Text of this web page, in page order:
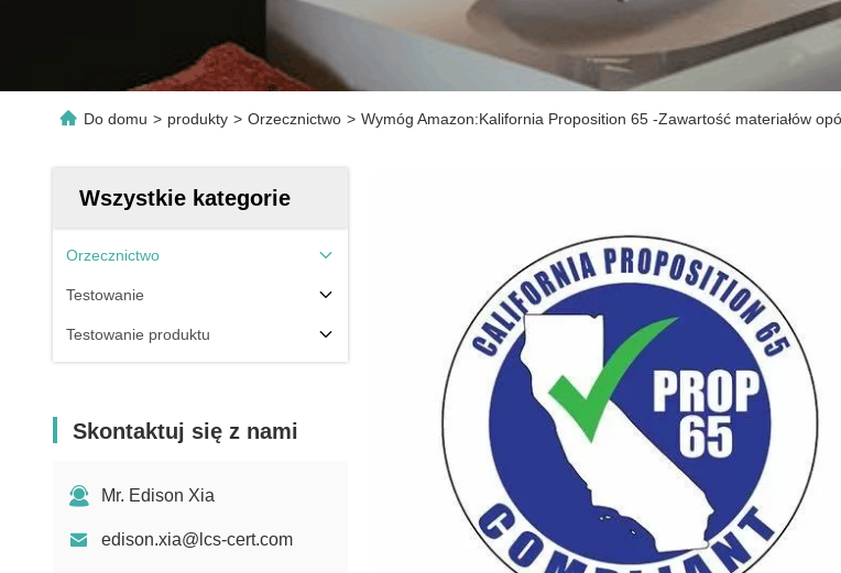
Do domu > produkty > Orzecznictwo > Wymóg Amazon:Kalifornia Proposition 65 -Zawartość materiałów
Wszystkie kategorie
Orzecznictwo
Testowanie
Testowanie produktu
Skontaktuj się z nami
Mr. Edison Xia
edison.xia@lcs-cert.com